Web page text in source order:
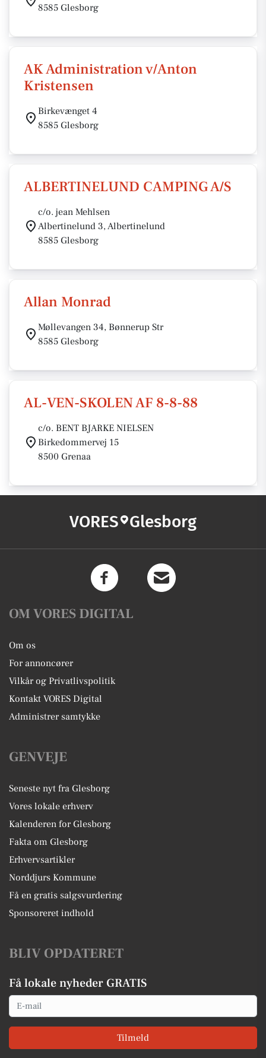
8585 Glesborg
AK Administration v/Anton
Kristensen
Birkevænget 4
8585 Glesborg
ALBERTINELUND CAMPING A/S
c/o. jean Mehlsen
Albertinelund 3, Albertinelund
8585 Glesborg
Allan Monrad
Møllevangen 34, Bønnerup Str
8585 Glesborg
AL-VEN-SKOLEN AF 8-8-88
c/o. BENT BJARKE NIELSEN
Birkedommervej 15
8500 Grenaa
VORES Glesborg
OM VORES DIGITAL
Om os
For annoncører
Vilkår og Privatlivspolitik
Kontakt VORES Digital
Administrer samtykke
GENVEJE
Seneste nyt fra Glesborg
Vores lokale erhverv
Kalenderen for Glesborg
Fakta om Glesborg
Erhvervsartikler
Norddjurs Kommune
Få en gratis salgsvurdering
Sponsoreret indhold
BLIV OPDATERET
Få lokale nyheder GRATIS
Email
Tilmeld